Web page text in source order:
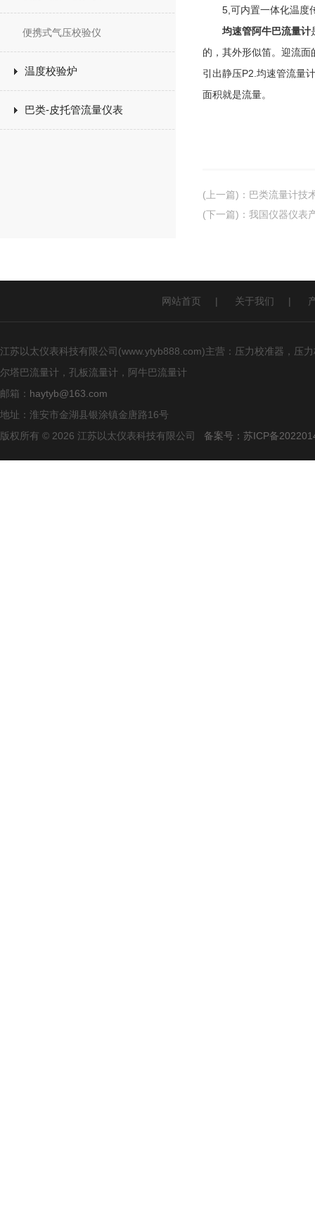
便携式气压校验仪
温度校验炉
巴类-皮托管流量仪表
5,可内置一体化温度
均速管阿牛巴流量计
的，其外形似笛。迎流
引出静压P2.均速管流量
面积就是流量。
(上一篇) ： 巴类流量计技
(下一篇) ： 我国仪器仪表
网站首页 | 关于我们 |
江苏以太仪表科技有限公司(www.ytyb888.com)主营：压力校准器，压
尔塔巴流量计，孔板流量计，阿牛巴流量计
邮箱： haytyb@163.com
地址：淮安市金湖县银涂镇金唐路16号
版权所有 © 2026 江苏以太仪表科技有限公司 备案号：苏ICP备